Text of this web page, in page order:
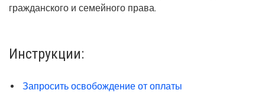
гражданского и семейного права.
Инструкции:
Запросить освобождение от оплаты